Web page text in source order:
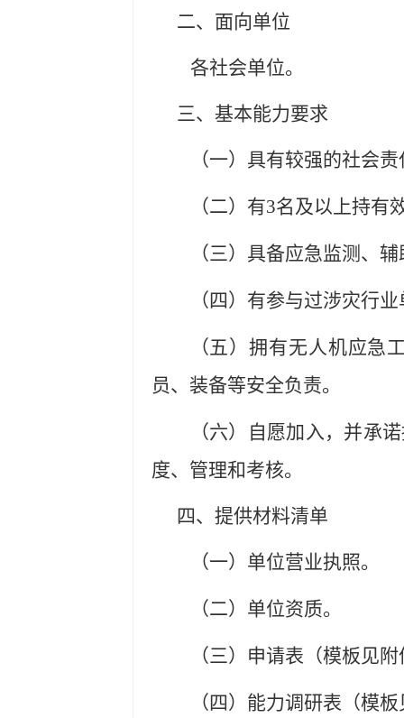
二、面向单位
各社会单位。
三、基本能力要求
（一）具有较强的社会
（二） 有3名及以上持有
（三）具备应急监测、
（四） 有参与过涉灾行
（五）拥有无人机应急
员、装备等安全负责。
（六） 自愿加入，并承诺
度、管理和考核。
四、提供材料清单
（一）单位营业执照。
（二）单位资质。
（三） 申请表 （模板见
（四） 能力调研表（模